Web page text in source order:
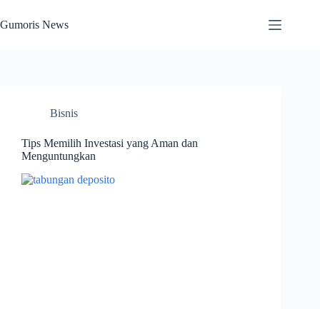
to
content
Gumoris News
Bisnis
Tips Memilih Investasi yang Aman dan
Menguntungkan